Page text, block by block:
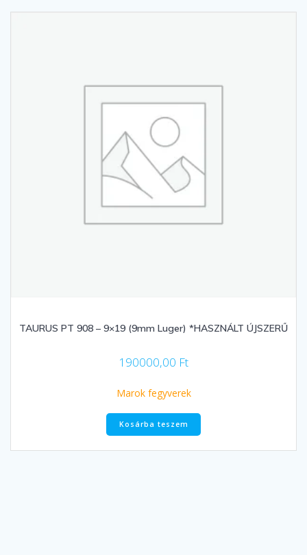
TAURUS PT 908 – 9×19 (9mm Luger) *HASZNÁLT ÚJSZERŰ
190000,00 Ft
Marok fegyverek
Kosárba teszem